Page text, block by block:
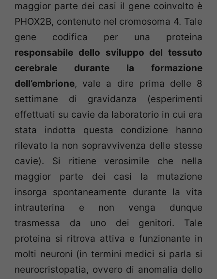
maggior parte dei casi il gene coinvolto è
PHOX2B, contenuto nel cromosoma 4. Tale
gene codifica per una proteina
responsabile dello sviluppo del tessuto
cerebrale durante la formazione
dell’embrione, vale a dire prima delle 8
settimane di gravidanza (esperimenti
effettuati su cavie da laboratorio in cui era
stata indotta questa condizione hanno
rilevato la non sopravvivenza delle stesse
cavie). Si ritiene verosimile che nella
maggior parte dei casi la mutazione
insorga spontaneamente durante la vita
intrauterina e non venga dunque
trasmessa da uno dei genitori. Tale
proteina si ritrova attiva e funzionante in
molti neuroni (in termini medici si parla si
neurocristopatia, ovvero di anomalia dello